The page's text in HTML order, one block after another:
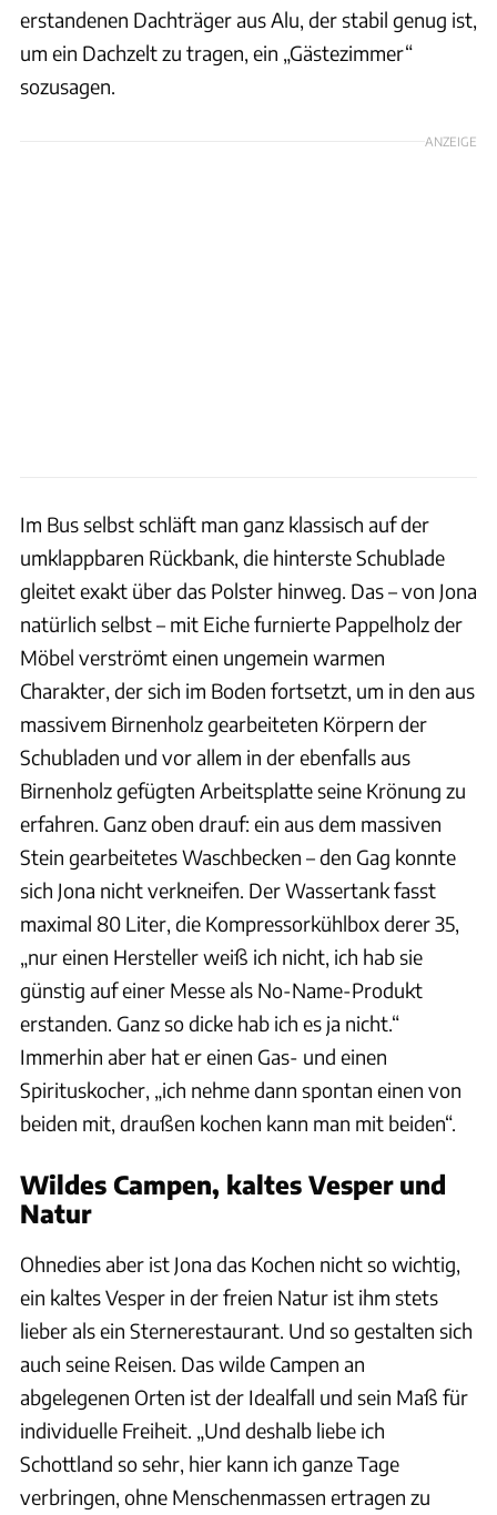
erstandenen Dachträger aus Alu, der stabil genug ist,
um ein Dachzelt zu tragen, ein „Gästezimmer“
sozusagen.
ANZEIGE
Im Bus selbst schläft man ganz klassisch auf der
umklappbaren Rückbank, die hinterste Schublade
gleitet exakt über das Polster hinweg. Das – von Jona
natürlich selbst – mit Eiche furnierte Pappelholz der
Möbel verströmt einen ungemein warmen
Charakter, der sich im Boden fortsetzt, um in den aus
massivem Birnenholz gearbeiteten Körpern der
Schubladen und vor allem in der ebenfalls aus
Birnenholz gefügten Arbeitsplatte seine Krönung zu
erfahren. Ganz oben drauf: ein aus dem massiven
Stein gearbeitetes Waschbecken – den Gag konnte
sich Jona nicht verkneifen. Der Wassertank fasst
maximal 80 Liter, die Kompressorkühlbox derer 35,
„nur einen Hersteller weiß ich nicht, ich hab sie
günstig auf einer Messe als No-Name-Produkt
erstanden. Ganz so dicke hab ich es ja nicht.“
Immerhin aber hat er einen Gas- und einen
Spirituskocher, „ich nehme dann spontan einen von
beiden mit, draußen kochen kann man mit beiden“.
Wildes Campen, kaltes Vesper und
Natur
Ohnedies aber ist Jona das Kochen nicht so wichtig,
ein kaltes Vesper in der freien Natur ist ihm stets
lieber als ein Sternerestaurant. Und so gestalten sich
auch seine Reisen. Das wilde Campen an
abgelegenen Orten ist der Idealfall und sein Maß für
individuelle Freiheit. „Und deshalb liebe ich
Schottland so sehr, hier kann ich ganze Tage
verbringen, ohne Menschenmassen ertragen zu